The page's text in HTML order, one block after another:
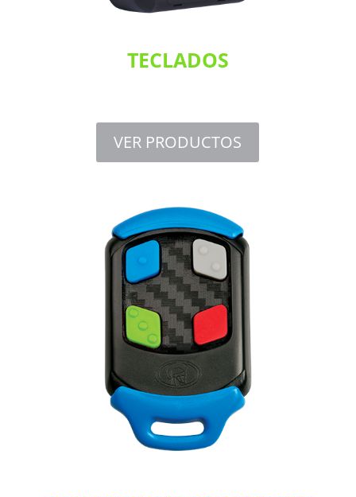
TECLADOS
VER PRODUCTOS